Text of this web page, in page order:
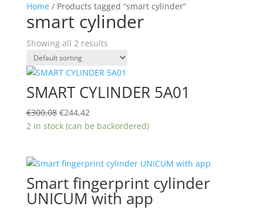
Home/ Products tagged “smart cylinder”
smart cylinder
Showing all 2 results
SMART CYLINDER 5A01
€300,08 Original
price
€244,42Current
price
2 in stock (can be backordered)
Smart fingerprint cylinder
UNICUM with app